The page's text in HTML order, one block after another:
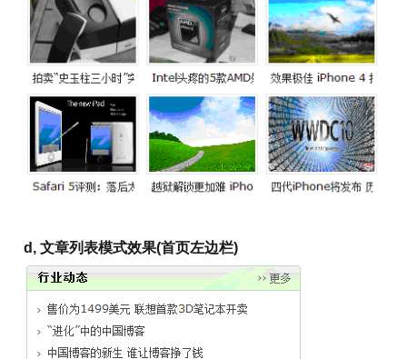
d, 文章列表模式效果(首页左边栏)